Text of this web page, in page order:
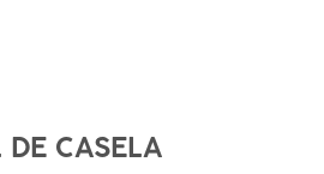
DE CASELA